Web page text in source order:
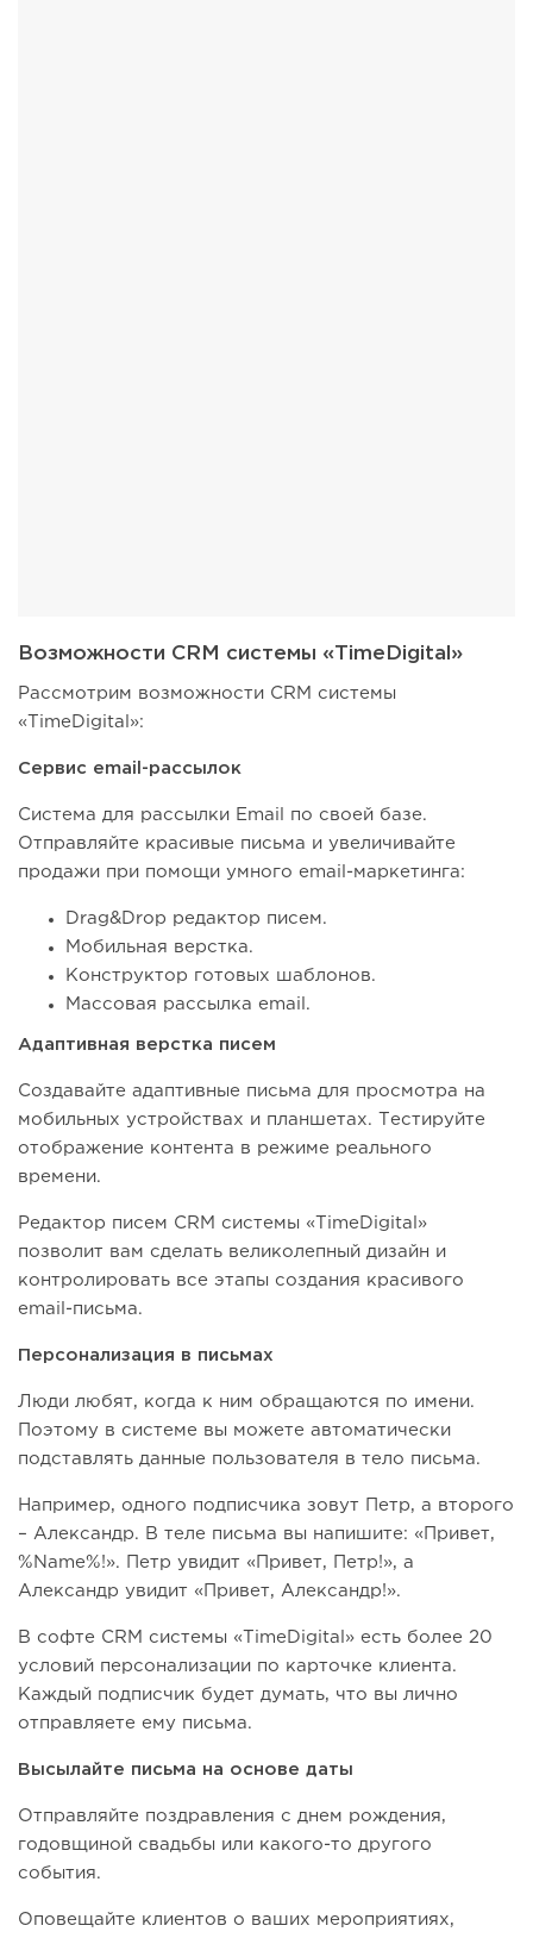
Возможности CRM системы «TimeDigital»
Рассмотрим возможности CRM системы
«TimeDigital»:
Сервис email-рассылок
Система для рассылки Email по своей базе.
Отправляйте красивые письма и увеличивайте
продажи при помощи умного email-маркетинга:
Drag&Drop редактор писем.
Мобильная верстка.
Конструктор готовых шаблонов.
Массовая рассылка email.
Адаптивная верстка писем
Создавайте адаптивные письма для просмотра на
мобильных устройствах и планшетах. Тестируйте
отображение контента в режиме реального
времени.
Редактор писем CRM системы «TimeDigital»
позволит вам сделать великолепный дизайн и
контролировать все этапы создания красивого
email-письма.
Персонализация в письмах
Люди любят, когда к ним обращаются по имени.
Поэтому в системе вы можете автоматически
подставлять данные пользователя в тело письма.
Например, одного подписчика зовут Петр, а второго
– Александр. В теле письма вы напишите: «Привет,
%Name%!». Петр увидит «Привет, Петр!», а
Александр увидит «Привет, Александр!».
В софте CRM системы «TimeDigital» есть более 20
условий персонализации по карточке клиента.
Каждый подписчик будет думать, что вы лично
отправляете ему письма.
Высылайте письма на основе даты
Отправляйте поздравления с днем рождения,
годовщиной свадьбы или какого-то другого
события.
Оповещайте клиентов о ваших мероприятиях,